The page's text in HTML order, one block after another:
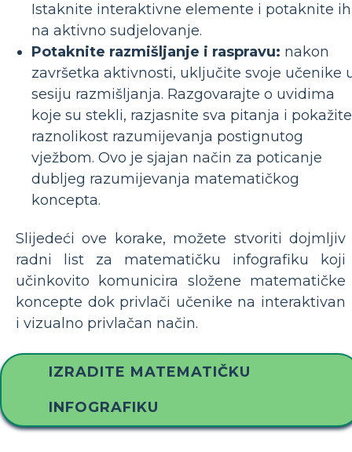
Istaknite interaktivne elemente i potaknite ih
na aktivno sudjelovanje.
Potaknite razmišljanje i raspravu: nakon
završetka aktivnosti, uključite svoje učenike
sesiju razmišljanja. Razgovarajte o uvidima
koje su stekli, razjasnite sva pitanja i pokažite
raznolikost razumijevanja postignutog
vježbom. Ovo je sjajan način za poticanje
dubljeg razumijevanja matematičkog
koncepta.
Slijedeći ove korake, možete stvoriti dojmljiv
radni list za matematičku infografiku koji
učinkovito komunicira složene matematičke
koncepte dok privlači učenike na interaktivan
i vizualno privlačan način.
IZRADITE MATEMATIČKU
INFOGRAFIKU